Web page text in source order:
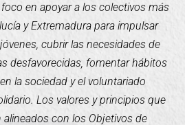
en apoyar a los colectivos más
y Extremadura para impulsar
cubrir las necesidades de
desfavorecidas, fomentar hábitos
la sociedad y el voluntariado
Los valores y principios que
con los Objetivos de